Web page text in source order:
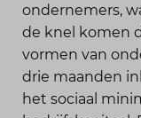
ondernemers,
de knel komen
vormen van
drie maanden
het sociaal